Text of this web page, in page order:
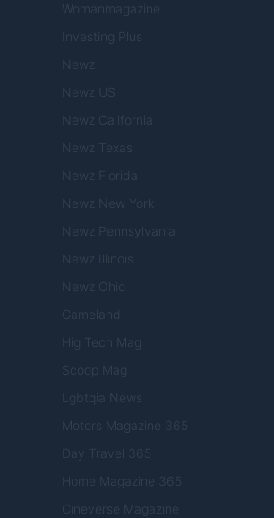
Womanmagazine
Investing Plus
Newz
Newz US
Newz California
Newz Texas
Newz Florida
Newz New York
Newz Pennsylvania
Newz Illinois
Newz Ohio
Gameland
Hig Tech Mag
Scoop Mag
Lgbtqia News
Motors Magazine 365
Day Travel 365
Home Magazine 365
Cineverse Magazine